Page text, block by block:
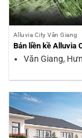
Alluvia City Văn Giang
Bán liền kề Alluvia
Văn Giang,